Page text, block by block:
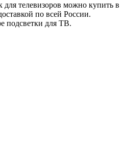
для телевизоров можно купить в
по всей России.
подсветки для ТВ.